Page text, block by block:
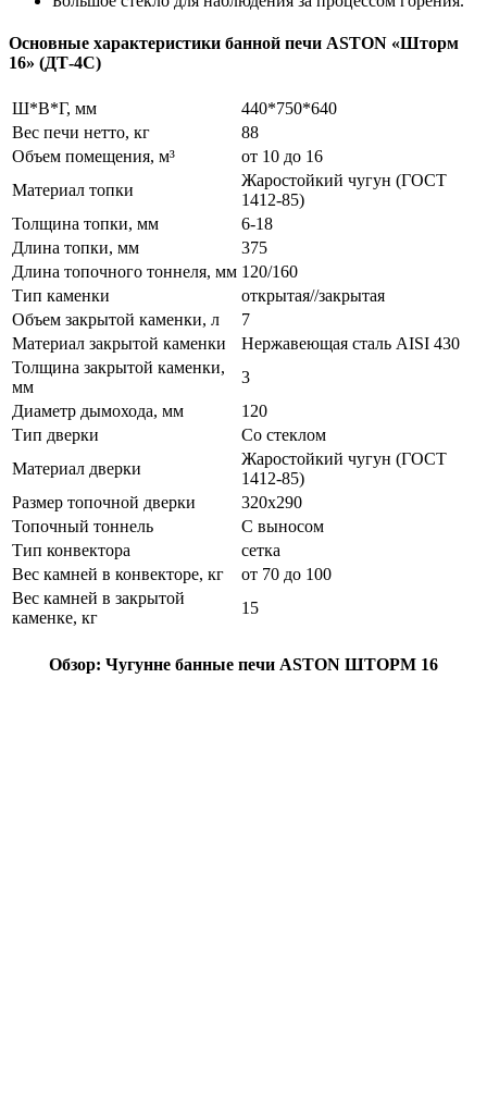
Основные характеристики банной печи ASTON «Шторм
16» (ДТ-4С)
Ш*В*Г, мм
440*750*640
Вес печи нетто, кг
88
Объем помещения, м³
от 10 до 16
Материал топки
Жаростойкий чугун (ГОСТ
1412-85)
Толщина топки, мм
6-18
Длина топки, мм
375
Длина топочного тоннеля, мм 120/160
Тип каменки
открытая//закрытая
Объем закрытой каменки, л
7
Материал закрытой каменки
Нержавеющая сталь AISI 430
Толщина закрытой каменки,
мм
3
Диаметр дымохода, мм
120
Тип дверки
Со стеклом
Материал дверки
Жаростойкий чугун (ГОСТ
1412-85)
Размер топочной дверки
320х290
Топочный тоннель
С выносом
Тип конвектора
сетка
Вес камней в конвекторе, кг
от 70 до 100
Вес камней в закрытой
каменке, кг
15
Обзор: Чугунне банные печи ASTON ШТОРМ 16